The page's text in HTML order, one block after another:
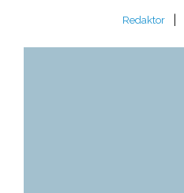
Redaktor